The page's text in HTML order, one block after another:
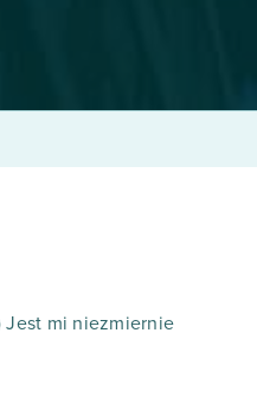
Jest mi niezmiernie